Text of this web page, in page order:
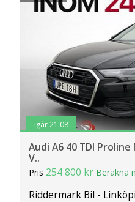
igår 21:08
Audi A6 40 TDI
V..
Pris 254 800 kr Beräkna
Riddermark Bil -